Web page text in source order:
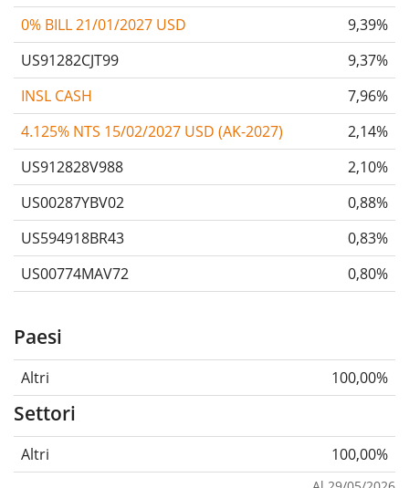
0% BILL 21/01/2027 USD
9,39%
US91282CJT99
9,37%
INSL CASH
7,96%
4.125% NTS 15/02/2027 USD (AK-2027)
2,14%
US912828V988
2,10%
US00287YBV02
0,88%
US594918BR43
0,83%
US00774MAV72
0,80%
Paesi
Altri 100,00%
Settori
Altri 100,00%